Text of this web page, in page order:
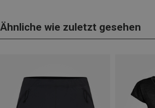
Ähnliche wie zuletzt gesehen